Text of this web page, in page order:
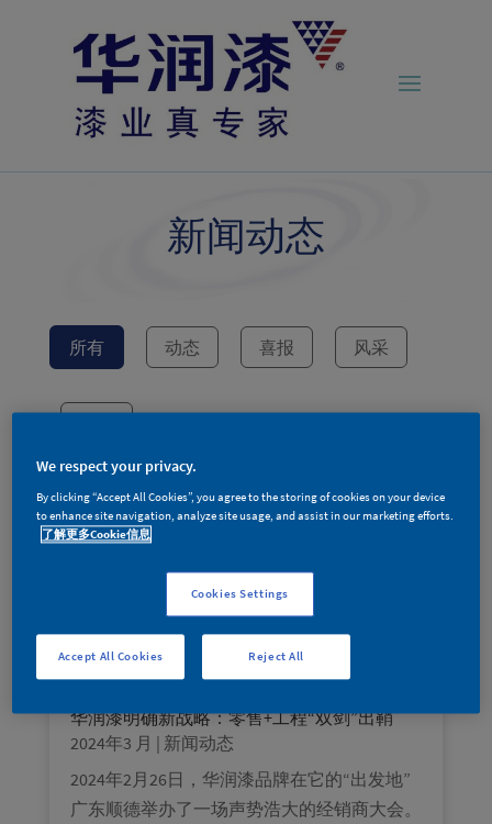
新闻动态
所有 动态 喜报 风采
华润漆明确新战略：零售+工程“双剑”出鞘
2024年3 月 | 新闻动态
2024年2月26日，华润漆品牌在它的“出发地”
广东顺德举办了一场声势浩大的经销商大会。
We respect your privacy.
By clicking “Accept All Cookies”, you agree to the storing of cookies on your device
to enhance site navigation, analyze site usage, and assist in our marketing efforts.
了解更多Cookie信息
Cookies Settings
Reject All
Accept All Cookies